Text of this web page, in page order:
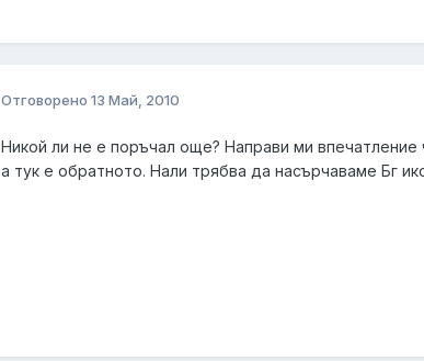
Отговорено 13 Май, 2010
Никой ли не е поръчал още? Направи ми
а тук е обратното. Нали трябва да насърчаваме Бг